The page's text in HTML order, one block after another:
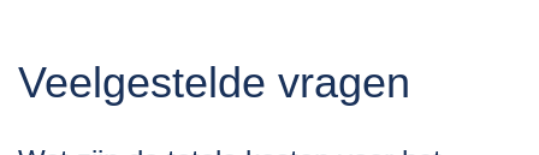
Veelgestelde vragen